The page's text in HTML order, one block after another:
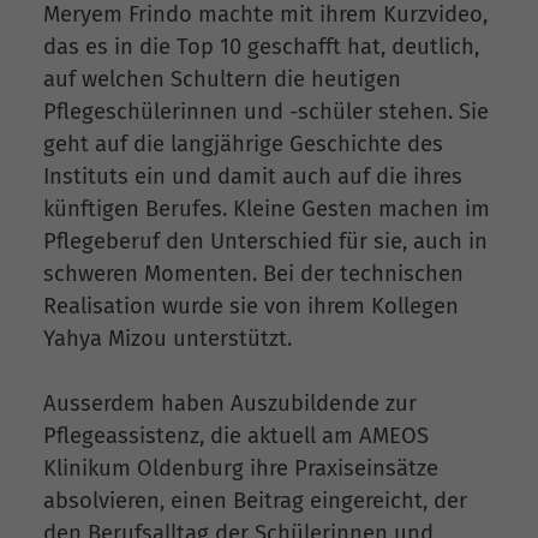
Meryem Frindo machte mit ihrem Kurzvideo,
das es in die Top 10 geschafft hat, deutlich,
auf welchen Schultern die heutigen
Pflegeschülerinnen und -schüler stehen. Sie
geht auf die langjährige Geschichte des
Instituts ein und damit auch auf die ihres
künftigen Berufes. Kleine Gesten machen im
Pflegeberuf den Unterschied für sie, auch in
schweren Momenten. Bei der technischen
Realisation wurde sie von ihrem Kollegen
Yahya Mizou unterstützt.
Ausserdem haben Auszubildende zur
Pflegeassistenz, die aktuell am AMEOS
Klinikum Oldenburg ihre Praxiseinsätze
absolvieren, einen Beitrag eingereicht, der